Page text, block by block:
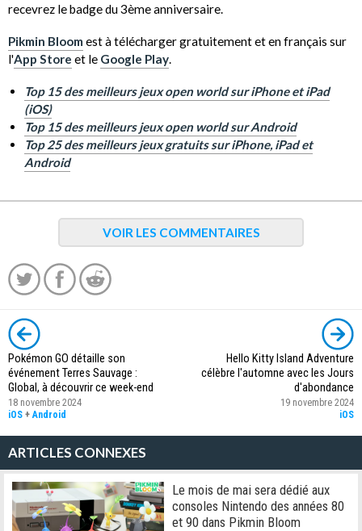
recevrez le badge du 3ème anniversaire.
Pikmin Bloom est à télécharger gratuitement et en français sur
l'App Store et le Google Play.
Top 15 des meilleurs jeux open world sur iPhone et iPad
(iOS)
Top 15 des meilleurs jeux open world sur Android
Top 25 des meilleurs jeux gratuits sur iPhone, iPad et
Android
VOIR LES COMMENTAIRES
Pokémon GO détaille son
événement Terres Sauvage :
Global, à découvrir ce week-end
18 novembre 2024
iOS +Android
Hello Kitty Island Adventure
célèbre l'automne avec les Jours
d'abondance
19 novembre 2024
iOS
ARTICLES CONNEXES
Le mois de mai sera dédié aux
consoles Nintendo des années 80
et 90 dans Pikmin Bloom